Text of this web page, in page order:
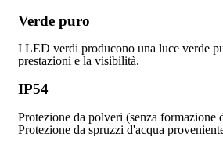
Verde puro
I LED verdi producono una luce verde
prestazioni e la visibilità.
IP54
Protezione da polveri (senza formazione
Protezione da spruzzi d'acqua